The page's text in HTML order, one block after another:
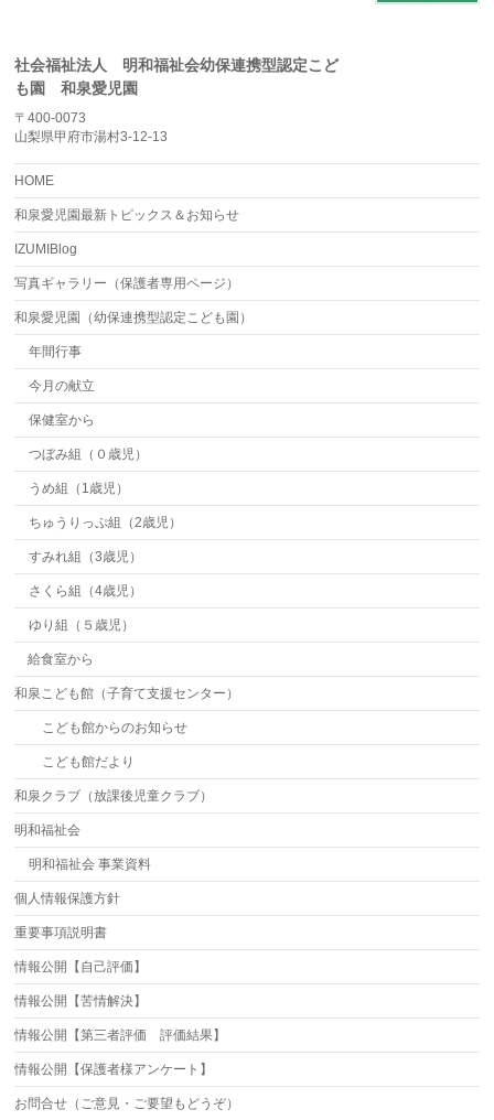
社会福祉法人 明和福祉会幼保連携型認定こど
も園 和泉愛児園
〒400-0073
山梨県甲府市湯村3-12-13
HOME
和泉愛児園最新トピックス＆お知らせ
IZUMIBlog
写真ギャラリー（保護者専用ページ）
和泉愛児園（幼保連携型認定こども園）
年間行事
今月の献立
保健室から
つぼみ組（０歳児）
うめ組（1歳児）
ちゅうりっぷ組（2歳児）
すみれ組（3歳児）
さくら組（4歳児）
ゆり組（５歳児）
給食室から
和泉こども館（子育て支援センター）
こども館からのお知らせ
こども館だより
和泉クラブ（放課後児童クラブ）
明和福祉会
明和福祉会 事業資料
個人情報保護方針
重要事項説明書
情報公開【自己評価】
情報公開【苦情解決】
情報公開【第三者評価 評価結果】
情報公開【保護者様アンケート】
お問合せ（ご意見・ご要望もどうぞ）